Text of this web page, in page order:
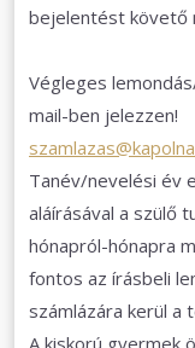
bejelentést követő
Végleges
mail-ben jelezzen!
Tanév/nevelési év
aláírásával a szülő
hónapról-hónapra
fontos az írásbeli
számlázára kerül a
A kiskorú gyermek